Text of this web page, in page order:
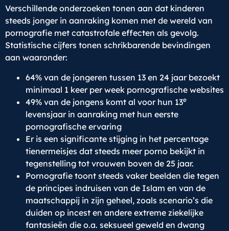
Verschillende onderzoeken tonen aan dat kinderen
steeds jonger in aanraking komen met de wereld van
pornografie met catastrofale effecten als gevolg.
Statistische cijfers tonen schrikbarende bevindingen
aan waaronder:
64% van de jongeren tussen 13 en 24 jaar bezoekt
minimaal 1 keer per week pornografische websites
49% van de jongens komt al voor hun 13e
levensjaar in aanraking met hun eerste
pornografische ervaring
Er is een significante stijging in het percentage
tienermeisjes dat steeds meer porno bekijkt in
tegenstelling tot vrouwen boven de 25 jaar.
Pornografie toont steeds vaker beelden die tegen
de principes indruisen van de Islam en van de
maatschappij in zijn geheel, zoals scenario’s die
duiden op incest en andere extreme ziekelijke
fantasieën die o.a. seksueel geweld en dwang